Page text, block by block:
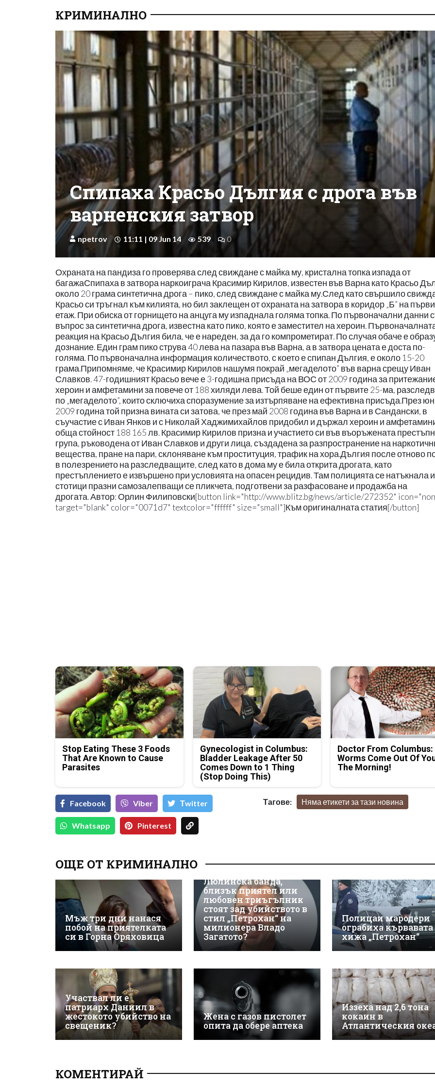
КРИМИНАЛНО
Спипаха Красьо Дългия с дрога във
варненския затвор
npetrov 11:11 | 09 Jun 14 539 0
Охраната на пандиза го проверява след свиждане с майка му, кристална топка изпада от
багажаСпипаха в затвора наркоиграча Красимир Кирилов, известен във Варна като Красьо
около 20 грама синтетична дрога – пико, след свиждане с майка му.След като свършило
Красьо си тръгнал към килията, но бил заклещен от охраната на затвора в коридор „Б” на
етаж. При обиска от горнището на анцуга му изпаднала голяма топка. По първоначални данни
въпрос за синтетична дрога, известна като пико, която е заместител на хероин.
реакция на Красьо Дългия била, че е нареден, за да го компрометират. По случая обаче е
дознание. Един грам пико струва 40 лева на пазара във Варна, а в затвора цената е доста по-
голяма. По първоначална информация количеството, с което е спипан Дългия, е около 15-20
грама.Припомняме, че Красимир Кирилов нашумя покрай „мегаделото” във варна срещу Иван
Славков. 47-годишният Красьо вече е 3-годишна присъда на ВОС от 2009 година за
хероин и амфетамини за повече от 188 хиляди лева. Той беше един от първите 25-ма,
по „мегаделото”, които сключиха споразумение за изтърпяване на ефективна присъда.През
2009 година той призна вината си затова, че през май 2008 година във Варна и в Сандански, в
съучастие с Иван Янков и с Николай Хаджимихайлов придобил и държал хероин и
обща стойност 188 165 лв. Красимир Кирилов призна и участието си във въоръжената
група, ръководена от Иван Славков и други лица, създадена за разпространение на
вещества, пране на пари, склоняване към проституция, трафик на хора.Дългия после отново
в полезрението на разследващите, след като в дома му е била открита дрогата, като
престъплението е извършено при условията на опасен рецидив. Там полицията се натъкнала
стотици празни самозалепващи се пликчета, подготвени за разфасоване и продажба на
дрогата. Автор: Орлин Филиповски[button link="http://www.blitz.bg/news/article/272352"
target="blank" color="0071d7" textcolor="ffffff" size="small"]Към оригиналната статия[/button]
Stop Eating These 3 Foods
That Are Known to Cause
Parasites
Gynecologist in Columbus:
Bladder Leakage After 50
Comes Down to 1 Thing
(Stop Doing This)
Doctor From Columbus:
Worms Come Out Of
The Morning!
Facebook Viber Тwitter
Whatsapp Pinterest
Тагове: Няма етикети за тази новина
ОЩЕ ОТ КРИМИНАЛНО
Мъж три дни нанася
побой на приятелката
си в Горна Оряховица
Люлинска банда,
близък приятел или
любовен триъгълник
стоят зад убийството в
стил „Петрохан“ на
милионера Владо
Загатото?
Полицаи мародери
ограбиха кървавата
хижа „Петрохан“
Участвал ли е
патриарх Даниил в
жестокото убийство на
свещеник?
Жена с газов пистолет
опита да обере аптека
Иззеха над 2,6 тона
кокаин в
Атлантическия
КОМЕНТИРАЙ